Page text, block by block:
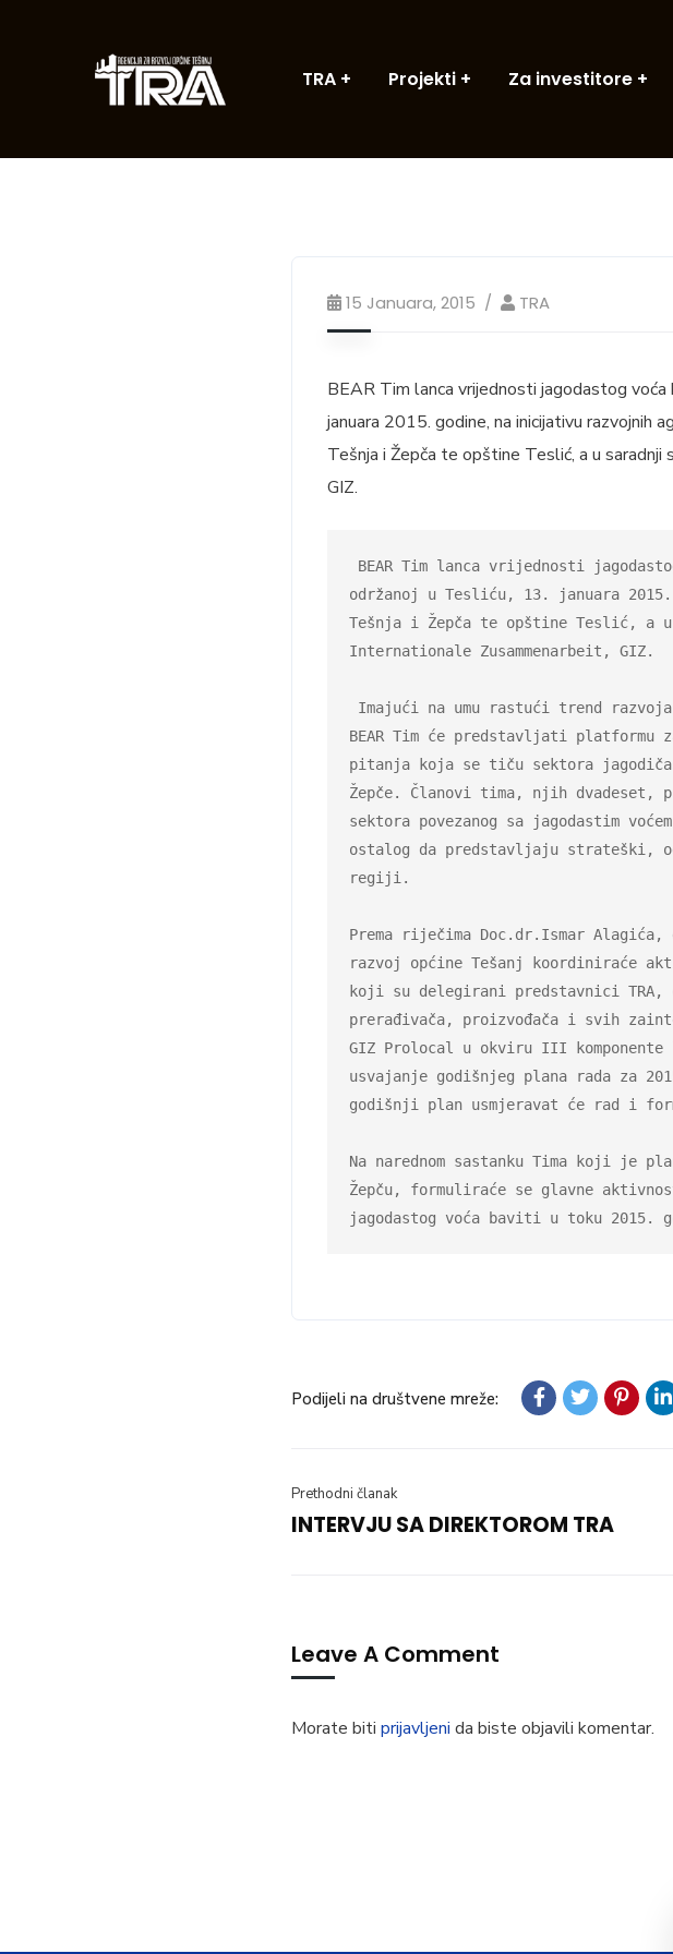
TRA Projekti Za investitore
15 Januara, 2015 TRA
BEAR Tim lanca vrijednosti jagodastog
januara 2015. godine, na inicijativu razvojnih
Tešnja i Žepča te opštine Teslić, a u
GIZ.
održanoj u Tesliću, 13. januara
Tešnja i Žepča te opštine Teslić, a
Internationale Zusammenarbeit, GIZ.
BEAR Tim će predstavljati
pitanja koja se tiču sektora
Žepče. Članovi tima, njih dvadeset,
sektora povezanog sa jagodastim
ostalog da predstavljaju strateški,
regiji.
Prema riječima Doc.dr.Ismar Alagića,
razvoj općine Tešanj koordiniraće
koji su delegirani predstavnici TRA,
prerađivača, proizvođača i svih
GIZ Prolocal u okviru III
usvajanje godišnjeg plana rada za
godišnji plan usmjeravat će rad i
Na narednom sastanku Tima koji je
Žepču, formuliraće se glavne
jagodastog voća baviti u toku 2015.
Podijeli na društvene mreže:
Prethodni članak
INTERVJU SA DIREKTOROM TRA
Leave A Comment
Morate biti prijavljeni da biste objavili komentar.